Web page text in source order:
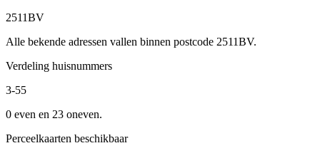
2511BV
Alle bekende adressen vallen binnen postcode 2511BV.
Verdeling huisnummers
3-55
0 even en 23 oneven.
Perceelkaarten beschikbaar